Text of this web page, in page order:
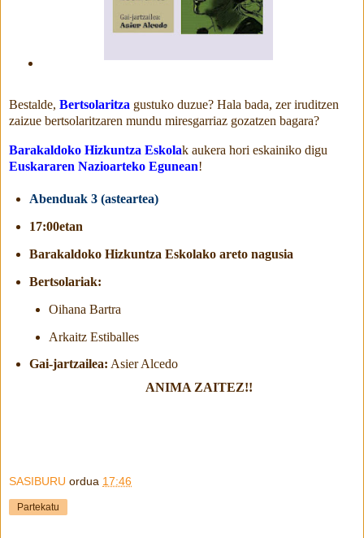
Bestalde, Bertsolaritza gustuko duzue? Hala bada, zer iruditzen
zaizue bertsolaritzaren mundu miresgarriaz gozatzen bagara?
Barakaldoko Hizkuntza Eskolak aukera hori eskainiko digu
Euskararen Nazioarteko Egunean!
Abenduak 3 (asteartea)
17:00etan
Barakaldoko Hizkuntza Eskolako areto nagusia
Bertsolariak:
Oihana Bartra
Arkaitz Estiballes
Gai-jartzailea: Asier Alcedo
ANIMA ZAITEZ!!
SASIBURU ordua 17:46
Partekatu